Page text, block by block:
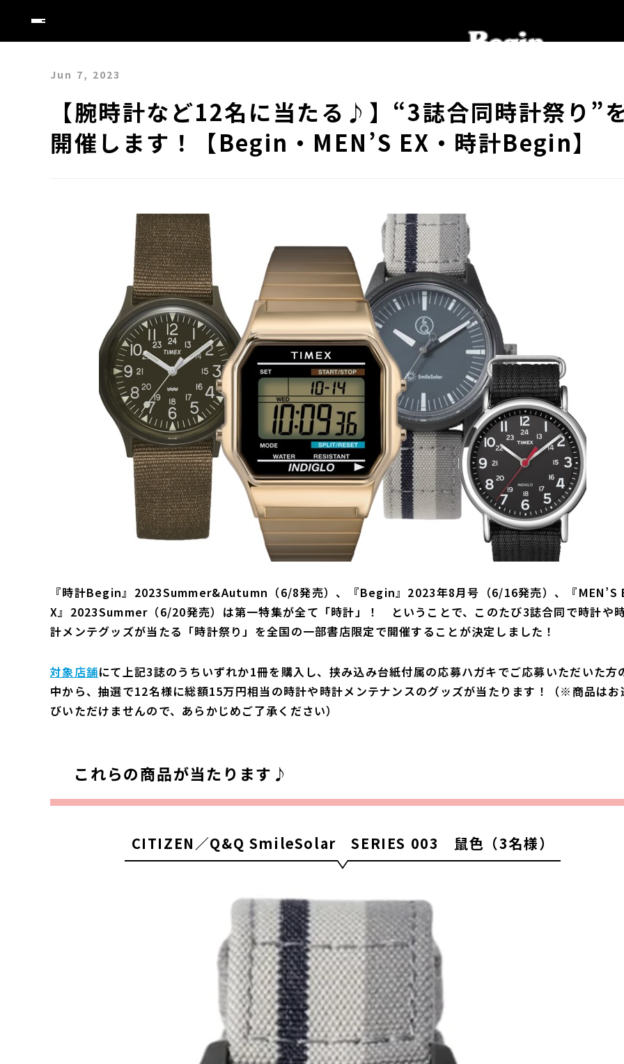
Jun 7, 2023
【腕時計など12名に当たる♪】“3誌合同時計祭り”
開催します！【Begin・MEN’S EX・時計Begin】
『時計Begin』2023Summer&Autumn（6/8発売）、『Begin』2023年8月号（6/16発売）、『MEN’S
X』2023Summer（6/20発売）は第一特集が全て「時計」！ ということで、このたび3誌合同で時計や
計メンテグッズが当たる「時計祭り」を全国の一部書店限定で開催することが決定しました！
対象店舗にて上記3誌のうちいずれか1冊を購入し、挟み込み台紙付属の応募ハガキでご応募いただいた方
中から、抽選で12名様に総額15万円相当の時計や時計メンテナンスのグッズが当たります！（※商品はお
びいただけませんので、あらかじめご了承ください）
これらの商品が当たります♪
CITIZEN／Q&Q SmileSolar SERIES 003 鼠色（3名様）